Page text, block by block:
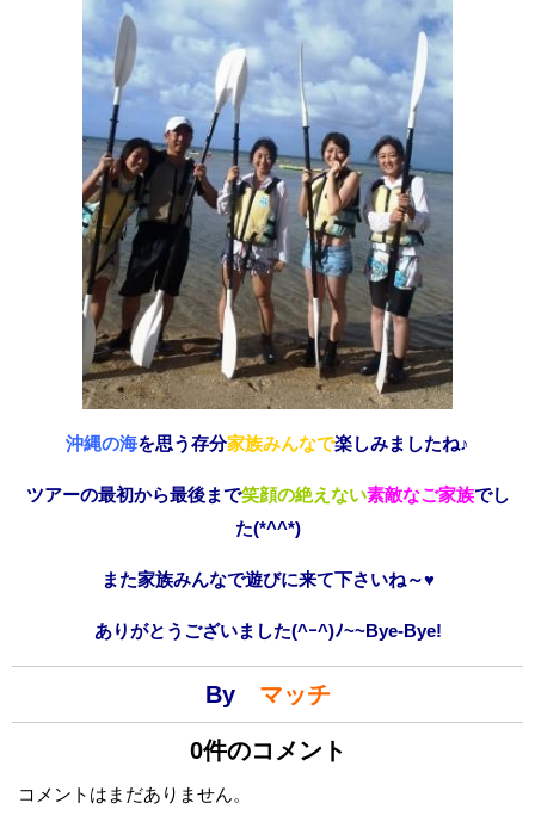
沖縄の海を思う存分家族みんなで楽しみましたね♪
ツアーの最初から最後まで笑顔の絶えない素敵なご家族でし
た(*^^*)
また家族みんなで遊びに来て下さいね～♥
ありがとうございました(^ｰ^)ﾉ~~Bye-Bye!
By マッチ
0件のコメント
コメントはまだありません。